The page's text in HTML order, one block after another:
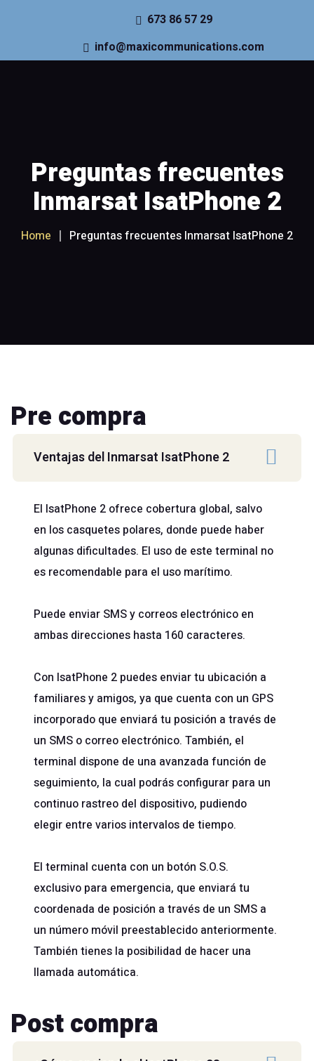
673 86 57 29
info@maxicommunications.com
Recargas y Planes
Internet Satélite
Preguntas frecuentes
Inmarsat IsatPhone 2
Home Preguntas frecuentes Inmarsat IsatPhone 2
Pre compra
Ventajas del Inmarsat IsatPhone 2
El IsatPhone 2 ofrece cobertura global, salvo
en los casquetes polares, donde puede haber
algunas dificultades. El uso de este terminal no
es recomendable para el uso marítimo.
Puede enviar SMS y correos electrónico en
ambas direcciones hasta 160 caracteres.
Con IsatPhone 2 puedes enviar tu ubicación a
familiares y amigos, ya que cuenta con un GPS
incorporado que enviará tu posición a través de
un SMS o correo electrónico. También, el
terminal dispone de una avanzada función de
seguimiento, la cual podrás configurar para un
continuo rastreo del dispositivo, pudiendo
elegir entre varios intervalos de tiempo.
El terminal cuenta con un botón S.O.S.
exclusivo para emergencia, que enviará tu
coordenada de posición a través de un SMS a
un número móvil preestablecido anteriormente.
También tienes la posibilidad de hacer una
llamada automática.
Post compra